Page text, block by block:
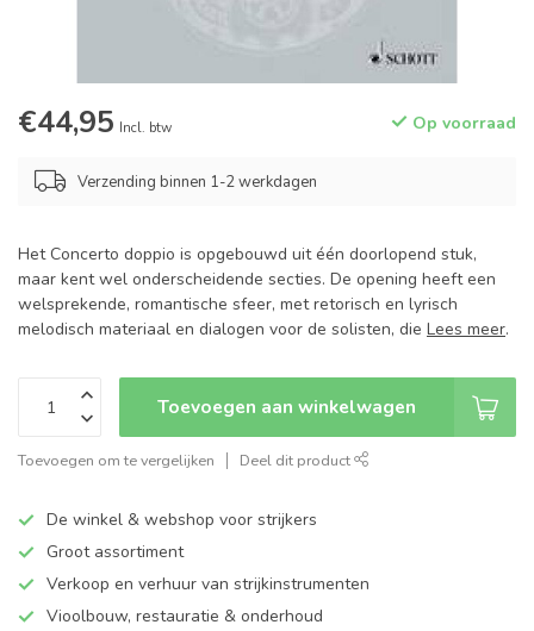
€44,95 Incl. btw Op voorraad
Verzending binnen 1-2 werkdagen
Het Concerto doppio is opgebouwd uit één doorlopend stuk,
maar kent wel onderscheidende secties. De opening heeft een
welsprekende, romantische sfeer, met retorisch en lyrisch
melodisch materiaal en dialogen voor de solisten, die Lees meer.
Toevoegen aan winkelwagen
Toevoegen om te vergelijken Deel dit product
De winkel & webshop voor strijkers
Groot assortiment
Verkoop en verhuur van strijkinstrumenten
Vioolbouw, restauratie & onderhoud